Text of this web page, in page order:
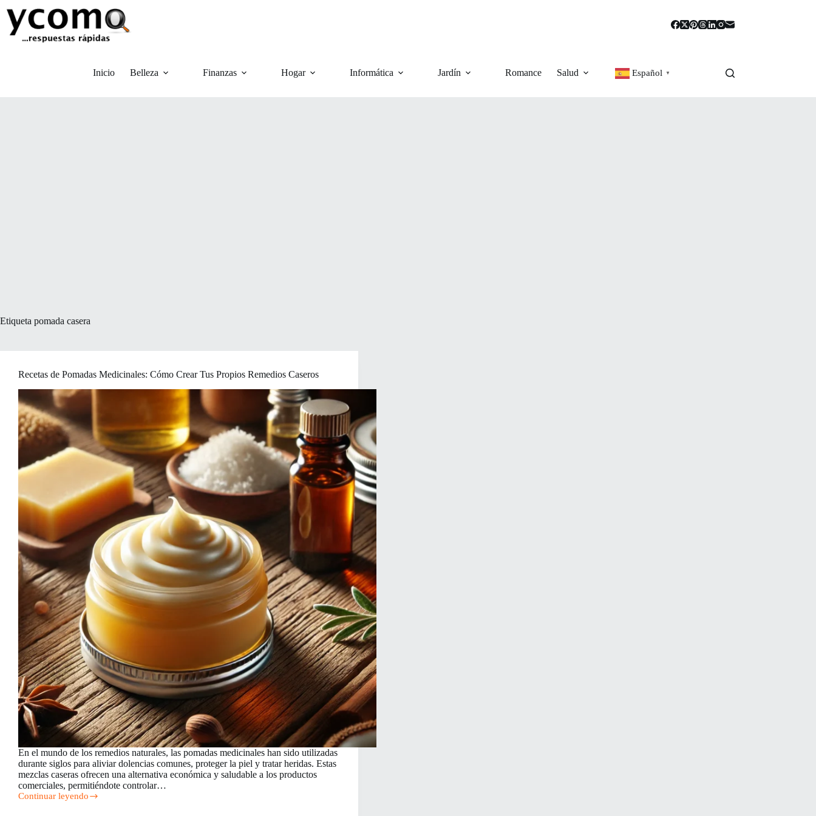
contenido
Inicio Belleza Finanzas Hogar Informática Jardín Romance Salud Español ▼
Etiqueta pomada casera
Recetas de Pomadas Medicinales: Cómo Crear Tus Propios Remedios Caseros
En el mundo de los remedios naturales, las pomadas medicinales han sido utilizadas
durante siglos para aliviar dolencias comunes, proteger la piel y tratar heridas. Estas
mezclas caseras ofrecen una alternativa económica y saludable a los productos
comerciales, permitiéndote controlar…
Continuar leyendo
Recetas